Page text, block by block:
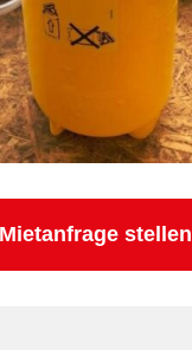
Mietanfrage stellen